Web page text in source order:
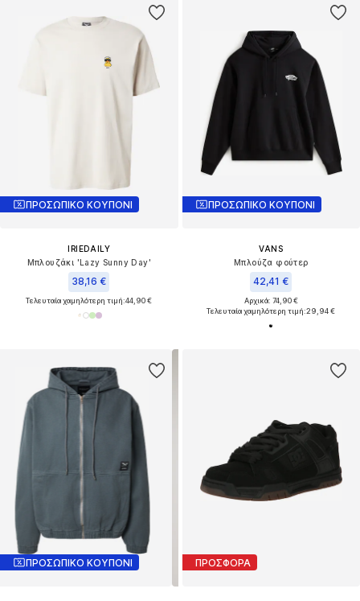
ΠΡΟΣΩΠΙΚΟ ΚΟΥΠΟΝΙ
IRIEDAILY
Μπλουζάκι 'Lazy Sunny Day'
38,16 €
Τελευταία χαμηλότερη τιμή:44,90 €
ΠΡΟΣΩΠΙΚΟ ΚΟΥΠΟΝΙ
VANS
Μπλούζα φούτερ
42,41 €
Αρχικά: 74,90 €
Τελευταία χαμηλότερη τιμή:29,94 €
ΠΡΟΣΩΠΙΚΟ ΚΟΥΠΟΝΙ ΠΡΟΣΦΟΡΑ